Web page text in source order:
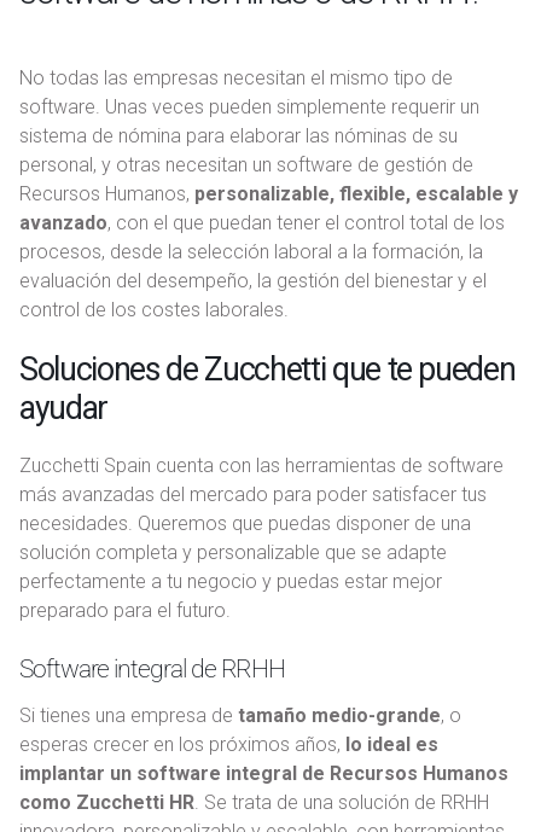
No todas las empresas necesitan el mismo tipo de
software. Unas veces pueden simplemente requerir un
sistema de nómina para elaborar las nóminas de su
personal, y otras necesitan un software de gestión de
Recursos Humanos, personalizable, flexible, escalable y
avanzado, con el que puedan tener el control total de los
procesos, desde la selección laboral a la formación, la
evaluación del desempeño, la gestión del bienestar y el
control de los costes laborales.
Soluciones de Zucchetti que te pueden
ayudar
Zucchetti Spain cuenta con las herramientas de software
más avanzadas del mercado para poder satisfacer tus
necesidades. Queremos que puedas disponer de una
solución completa y personalizable que se adapte
perfectamente a tu negocio y puedas estar mejor
preparado para el futuro.
Software integral de RRHH
Si tienes una empresa de tamaño medio-grande, o
esperas crecer en los próximos años, lo ideal es
implantar un software integral de Recursos Humanos
como Zucchetti HR . Se trata de una solución de RRHH